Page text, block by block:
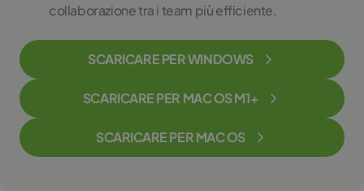
collaborazione tra i team più efficiente.
SCARICARE PER WINDOWS
SCARICARE PER MAC OS M1+
SCARICARE PER MAC OS